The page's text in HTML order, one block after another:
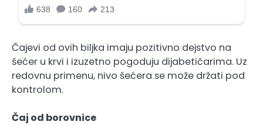
Čajevi od ovih biljka imaju pozitivno dejstvo na
šećer u krvi i izuzetno pogoduju dijabetičarima. Uz
redovnu primenu, nivo šećera se može držati pod
kontrolom.
Čaj od borovnice